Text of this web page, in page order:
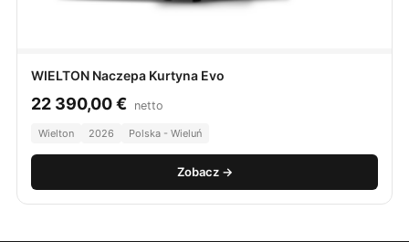
WIELTON Naczepa Kurtyna Evo
22 390,00€ netto
Wielton 2026 Polska - Wieluń
Zobacz →